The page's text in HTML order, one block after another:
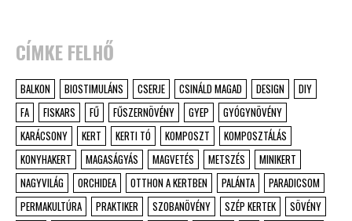
CÍMKE FELHŐ
BALKON BIOSTIMULÁNS CSERJE CSINÁLD MAGAD DESIGN
DIY
FA
FISKARS FŰ FŰSZERNÖVÉNY GYEP
GYÓGYNÖVÉNY
KARÁCSONY
KERT KERTI TÓ KOMPOSZT
KOMPOSZTÁLÁS
KONYHAKERT
MAGASÁGYÁS MAGVETÉS METSZÉS
MINIKERT
NAGYVILÁG
ORCHIDEA OTTHON A KERTBEN PALÁNTA
PARADICSOM
PERMAKULTÚRA
PRAKTIKER SZOBANÖVÉNY SZÉP KERTEK
SÖVÉNY